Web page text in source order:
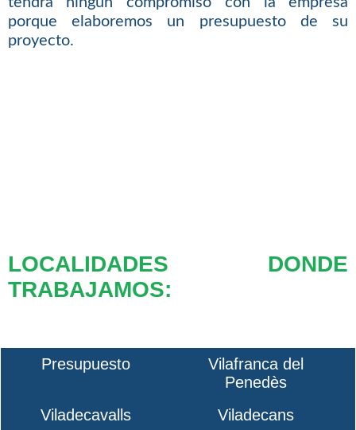
porque elaboremos un presupuesto de su
proyecto.
LOCALIDADES DONDE
TRABAJAMOS:
Presupuesto
Vilafranca del
Penedès
Viladecavalls
Viladecans